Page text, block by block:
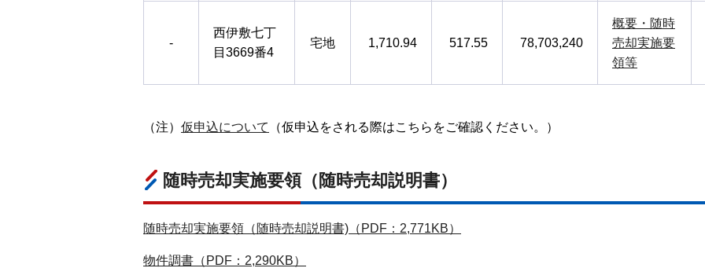
-
西伊敷七丁
目3669番4
宅地 1,710.94 517.55 78,703,240
概要・随時
売却実施要
領等
（注） 仮申込について （仮申込をされる際はこちらをご確認ください。）
随時売却実施要領（随時売却説明書）
随時売却実施要領（随時売却説明書)（PDF：2,771KB）
物件調書（PDF：2,290KB）